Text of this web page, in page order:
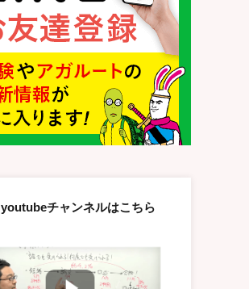
youtubeチャンネルはこちら